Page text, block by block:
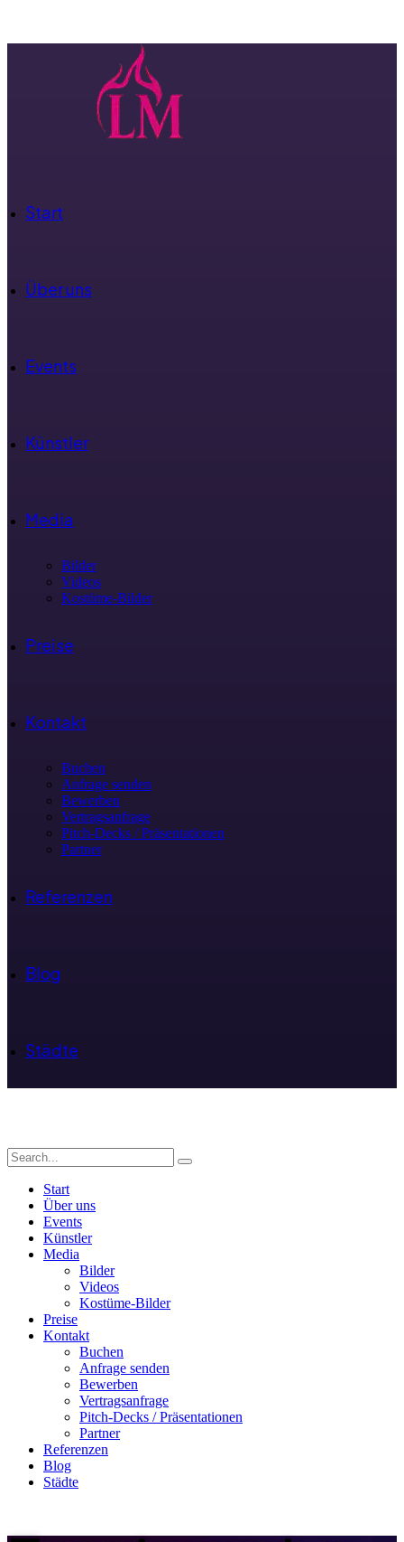
Start
Über uns
Events
Künstler
Media
Bilder
Videos
Kostüme-Bilder
Preise
Kontakt
Buchen
Anfrage senden
Bewerben
Vertragsanfrage
Pitch-Decks / Präsentationen
Partner
Referenzen
Blog
Städte
Start
Über uns
Events
Künstler
Media
Bilder
Videos
Kostüme-Bilder
Preise
Kontakt
Buchen
Anfrage senden
Bewerben
Vertragsanfrage
Pitch-Decks / Präsentationen
Partner
Referenzen
Blog
Städte